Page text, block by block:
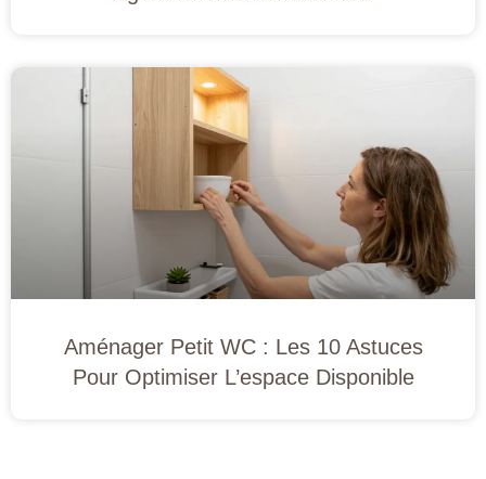
Aménager Petit WC : Les 10 Astuces
Pour Optimiser L’espace Disponible